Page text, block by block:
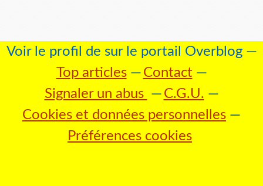
Voir le profil de sur le portail Overblog
Top articles
Contact
Signaler un abus
C.G.U.
Cookies et données personnelles
Préférences cookies